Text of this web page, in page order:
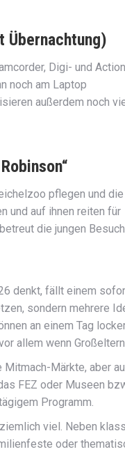
Übernachtung)
Digi- und
noch am Laptop
außerdem noch
pflegen und die
und auf ihnen reiten für
die jungen
denkt, fällt einem
sondern mehrere
an einem Tag
allem wenn
Märkte, aber
FEZ oder Museen
Programm.
viel. Neben
oder